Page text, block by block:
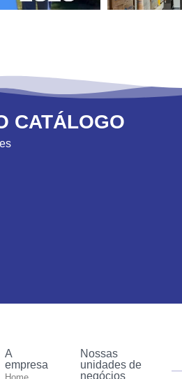
CATÁLOGO
A
empresa
Nossas
unidades de
negócios